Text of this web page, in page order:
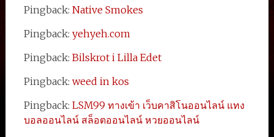
Pingback: Native Smokes
Pingback: yehyeh.com
Pingback: Bilskrot i Lilla Edet
Pingback: weed in kos
Pingback: LSM99 ทางเข้า เว็บคาสิโนออนไลน์ แทง
บอลออนไลน์ สล็อตออนไลน์ หวยออนไลน์